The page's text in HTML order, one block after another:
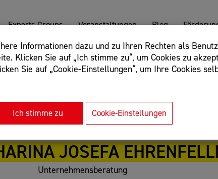
Informationen dazu und zu Ihren Rechten als
Klicken Sie auf „Ich stimme zu“, um Cookies zu
Sie auf „Cookie-Einstellungen“, um Ihre Cookies
Ich stimme zu Cookie-Einstellungen
Experts Groups Veranstaltungen Blog
+webshop, Begriff ausschließen: -webshop,
JOSEFA
Unternehmensberatung